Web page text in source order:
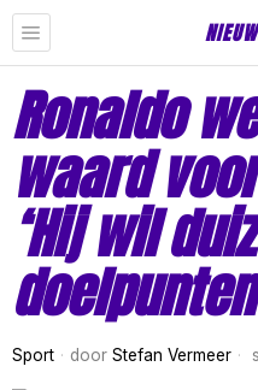
Ronaldo
waard
‘Hij wil
Sport door Stefan Vermeer